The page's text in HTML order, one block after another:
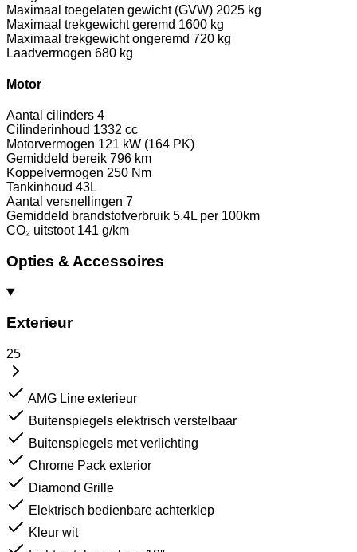
Maximaal toegelaten gewicht (GVW) 2025 kg
Maximaal trekgewicht geremd 1600 kg
Maximaal trekgewicht ongeremd 720 kg
Laadvermogen 680 kg
Motor
Aantal cilinders 4
Cilinderinhoud 1332 cc
Motorvermogen 121 kW (164 PK)
Gemiddeld bereik 796 km
Koppelvermogen 250 Nm
Tankinhoud 43L
Aantal versnellingen 7
Gemiddeld brandstofverbruik 5.4L per 100km
CO₂ uitstoot 141 g/km
Opties & Accessoires
Exterieur
25
AMG Line exterieur
Buitenspiegels elektrisch verstelbaar
Buitenspiegels met verlichting
Chrome Pack exterior
Diamond Grille
Elektrisch bedienbare achterklep
Kleur wit